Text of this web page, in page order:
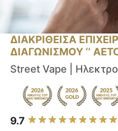
ΔΙΑΚΡΙΘΕΙΣΑ
ΔΙΑΓΩΝΙΣΜΟΥ ‘’
Street Vape |
9.7